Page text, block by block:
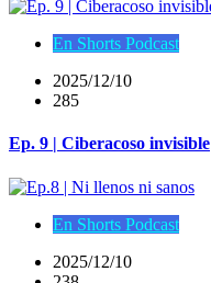
En Shorts Podcast
2025/12/10
285
Ep. 9 | Ciberacoso invisible
En Shorts Podcast
2025/12/10